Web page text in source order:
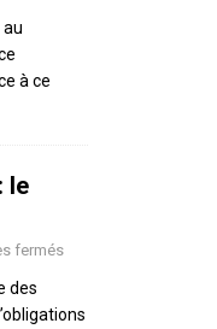
à ce
le
fermés
des